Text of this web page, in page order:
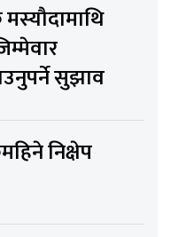
सुझाव
निक्षेप